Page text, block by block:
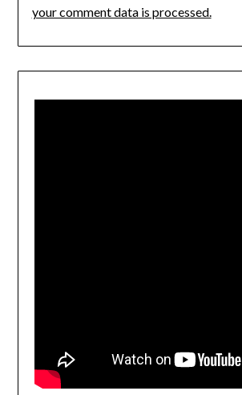
your comment data is processed.